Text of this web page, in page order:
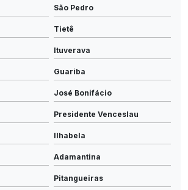
São Pedro
Tietê
Ituverava
Guariba
José Bonifácio
Presidente Venceslau
Ilhabela
Adamantina
Pitangueiras